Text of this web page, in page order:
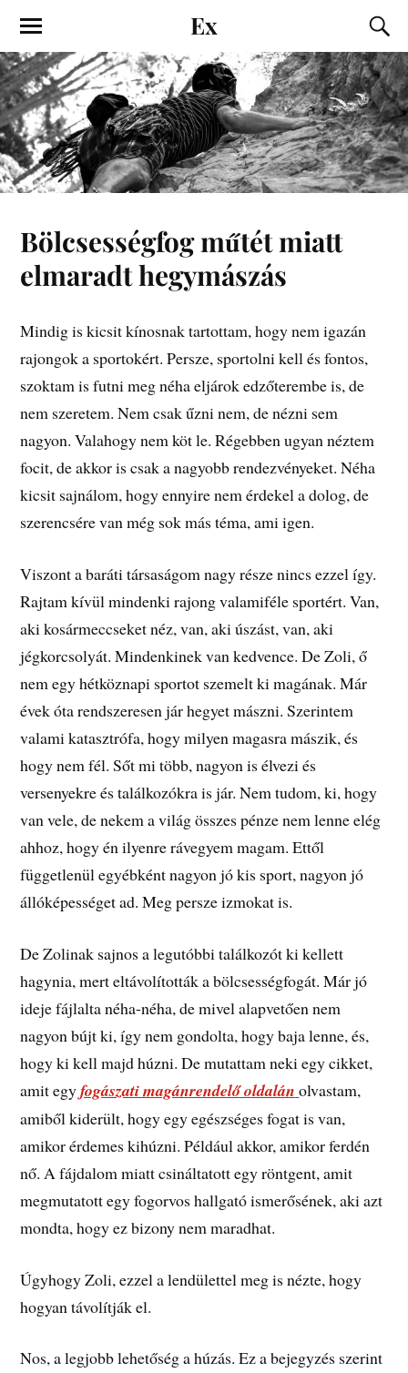
Ex
Bölcsességfog műtét miatt
elmaradt hegymászás
Mindig is kicsit kínosnak tartottam, hogy nem igazán
rajongok a sportokért. Persze, sportolni kell és fontos,
szoktam is futni meg néha eljárok edzőterembe is, de
nem szeretem. Nem csak űzni nem, de nézni sem
nagyon. Valahogy nem köt le. Régebben ugyan néztem
focit, de akkor is csak a nagyobb rendezvényeket. Néha
kicsit sajnálom, hogy ennyire nem érdekel a dolog, de
szerencsére van még sok más téma, ami igen.
Viszont a baráti társaságom nagy része nincs ezzel így.
Rajtam kívül mindenki rajong valamiféle sportért. Van,
aki kosármeccseket néz, van, aki úszást, van, aki
jégkorcsolyát. Mindenkinek van kedvence. De Zoli, ő
nem egy hétköznapi sportot szemelt ki magának. Már
évek óta rendszeresen jár hegyet mászni. Szerintem
valami katasztrófa, hogy milyen magasra mászik, és
hogy nem fél. Sőt mi több, nagyon is élvezi és
versenyekre és találkozókra is jár. Nem tudom, ki, hogy
van vele, de nekem a világ összes pénze nem lenne elég
ahhoz, hogy én ilyenre rávegyem magam. Ettől
függetlenül egyébként nagyon jó kis sport, nagyon jó
állóképességet ad. Meg persze izmokat is.
De Zolinak sajnos a legutóbbi találkozót ki kellett
hagynia, mert eltávolították a bölcsességfogát. Már jó
ideje fájlalta néha-néha, de mivel alapvetően nem
nagyon bújt ki, így nem gondolta, hogy baja lenne, és,
hogy ki kell majd húzni. De mutattam neki egy cikket,
amit egyfogászati magánrendelő oldalán olvastam,
amiből kiderült, hogy egy egészséges fogat is van,
amikor érdemes kihúzni. Például akkor, amikor ferdén
nő. A fájdalom miatt csináltatott egy röntgent, amit
megmutatott egy fogorvos hallgató ismerősének, aki azt
mondta, hogy ez bizony nem maradhat.
Úgyhogy Zoli, ezzel a lendülettel meg is nézte, hogy
hogyan távolítják el.
Nos, a legjobb lehetőség a húzás. Ez a bejegyzés szerint